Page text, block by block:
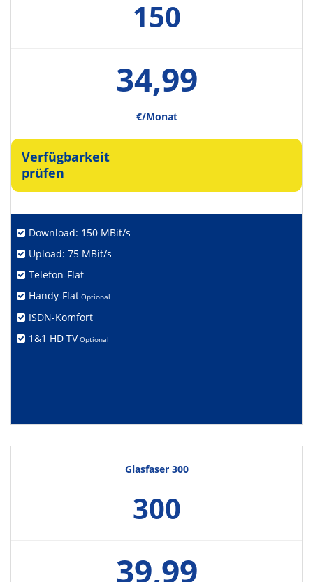
150
34,99
€/Monat
Verfügbarkeit
prüfen
Download: 150 MBit/s
Upload: 75 MBit/s
Telefon-Flat
Handy-Flat Optional
ISDN-Komfort
1&1 HD TV Optional
Glasfaser 300
300
39,99